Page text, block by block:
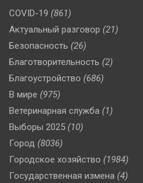
COVID-19 (861)
Актуальный разговор (21)
Безопасность (26)
Благотворительность (2)
Благоустройство (686)
В мире (975)
Ветеринарная служба (1)
Выборы 2025 (10)
Город (8036)
Городское хозяйство (1984)
Государственная измена (4)